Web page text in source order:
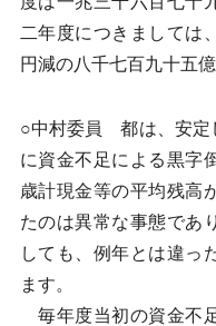
二年度につきましては
円減の八千七百九十五
○中村委員 都は、安定
に資金不足による黒字
歳計現金等の平均残高
たのは異常な事態であ
しても、例年とは違っ
ます。
毎年度当初の資金不